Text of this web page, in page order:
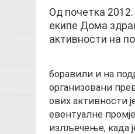
Од почетка
екипе Дома
активности на
боравили и на
организовани
ових активности
евентуалне
излљечење, када